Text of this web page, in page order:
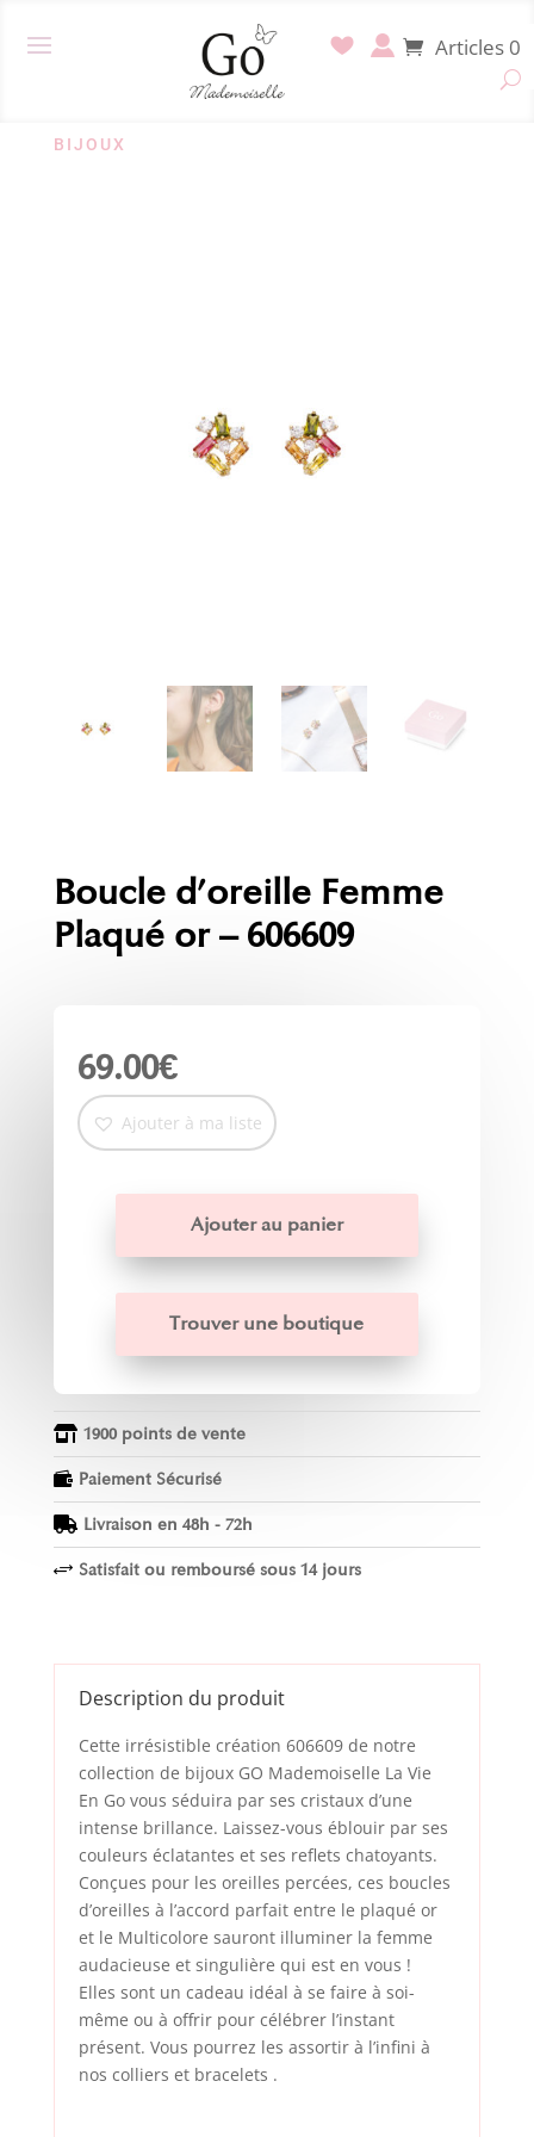
Articles 0
BIJOUX
Boucle d’oreille Femme
Plaqué or – 606609
69.00€
Ajouter à ma liste
Ajouter au panier
Trouver une boutique
 1900 points de vente
 Paiement Sécurisé
 Livraison en 48h - 72h
+ Satisfait ou remboursé sous 14 jours
Description du produit
Cette irrésistible création 606609 de notre
collection de bijoux GO Mademoiselle La Vie
En Go vous séduira par ses cristaux d’une
intense brillance. Laissez-vous éblouir par ses
couleurs éclatantes et ses reflets chatoyants.
Conçues pour les oreilles percées, ces boucles
d’oreilles à l’accord parfait entre le plaqué or
et le Multicolore sauront illuminer la femme
audacieuse et singulière qui est en vous !
Elles sont un cadeau idéal à se faire à soi-
même ou à offrir pour célébrer l’instant
présent. Vous pourrez les assortir à l’infini à
nos colliers et bracelets .